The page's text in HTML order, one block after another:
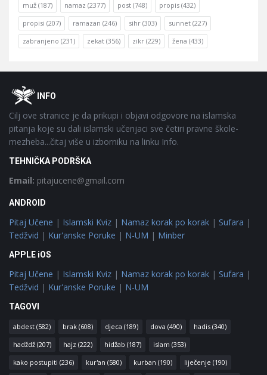
muž (187) namaz (2377) post (748) propis (432)
propisi (207) ramazan (246) sihr (303) sunnet (227)
zabranjeno (231) zekat (356) zikr (229) žena (433)
FooterOINFO
Cilj ove stranice je da prikupi i objavi odgovore na islamska
pitanja koje su dali islamski učenjaci sve četiri pravne škole-
mezheba...čitaj više u izborniku na linku Info.
TEHNIČKA PODRŠKA
Email: pitajucene@gmail.com
ANDROID
Pitaj Učene | Islamski Kviz | Namaz korak po korak | Sufara |
Tedžvid | Kur'anske Poruke | N-UM | Minber
APPLE iOS
Pitaj Učene | Islamski Kviz | Namaz korak po korak | Sufara |
Tedžvid | Kur'anske Poruke | N-UM
TAGOVI
abdest (582) brak (608) djeca (189) dova (490) hadis (340)
hadždž (207) hajz (222) hidžab (187) islam (353)
kako postupiti (236) kur'an (580) kurban (190) liječenje (190)